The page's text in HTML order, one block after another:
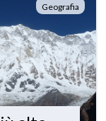
Geografia